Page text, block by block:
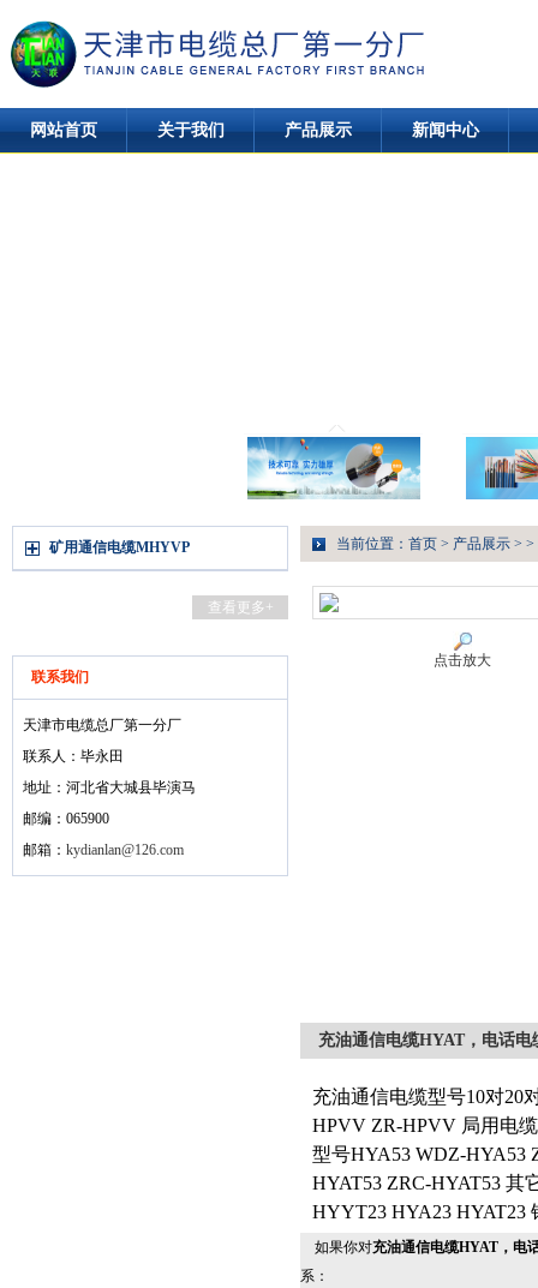
网站首页 关于我们 产品展示 新闻中心
矿用通信电缆MHYVP
查看更多+
联系我们
天津市电缆总厂第一分厂
联系人：毕永田
地址：河北省大城县毕演马
邮编：065900
邮箱： kydianlan@126.com
当前位置： 首页 > 产品展示 > >
点击放大
充油通信电缆HYAT，电话
充油通信电缆型号10对20
HPVV ZR-HPVV 局用电
型号HYA53 WDZ-HYA53
HYAT53 ZRC-HYAT53
HYYT23 HYA23 HYAT23
如果你对充油通信电缆HYAT，电
系：